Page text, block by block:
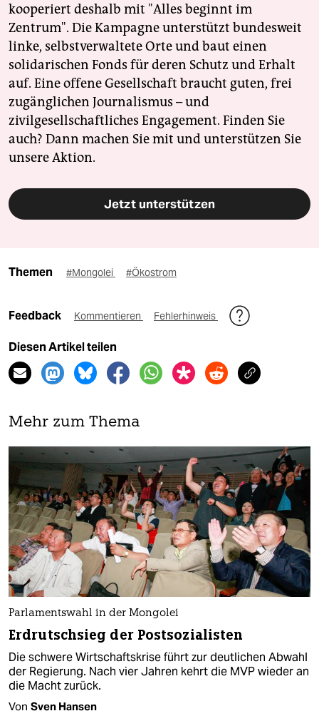
kooperiert deshalb mit "Alles beginnt im
Zentrum". Die Kampagne unterstützt bundesweit
linke, selbstverwaltete Orte und baut einen
solidarischen Fonds für deren Schutz und Erhalt
auf. Eine offene Gesellschaft braucht guten, frei
zugänglichen Journalismus – und
zivilgesellschaftliches Engagement. Finden Sie
auch? Dann machen Sie mit und unterstützen Sie
unsere Aktion.
Jetzt unterstützen
Themen #Mongolei #Ökostrom
Feedback Kommentieren Fehlerhinweis
Diesen Artikel teilen
Mehr zum Thema
Parlamentswahl in der Mongolei
Erdrutschsieg der Postsozialisten
Die schwere Wirtschaftskrise führt zur deutlichen Abwahl
der Regierung. Nach vier Jahren kehrt die MVP wieder an
die Macht zurück.
Von Sven Hansen